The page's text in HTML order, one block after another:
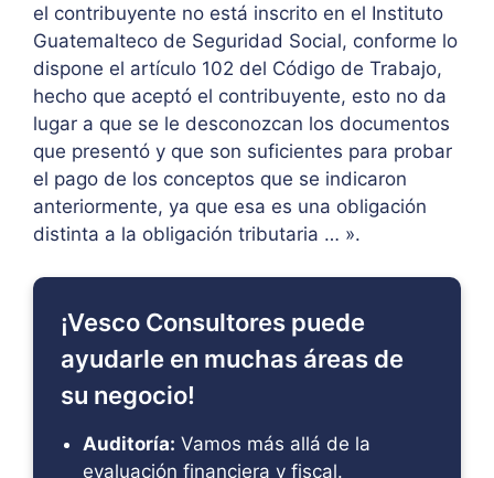
el contribuyente no está inscrito en el Instituto
Guatemalteco de Seguridad Social, conforme lo
dispone el artículo 102 del Código de Trabajo,
hecho que aceptó el contribuyente, esto no da
lugar a que se le desconozcan los documentos
que presentó y que son suficientes para probar
el pago de los conceptos que se indicaron
anteriormente, ya que esa es una obligación
distinta a la obligación tributaria … ».
¡Vesco Consultores puede
ayudarle en muchas áreas de
su negocio!
Auditoría: Vamos más allá de la
evaluación financiera y fiscal.